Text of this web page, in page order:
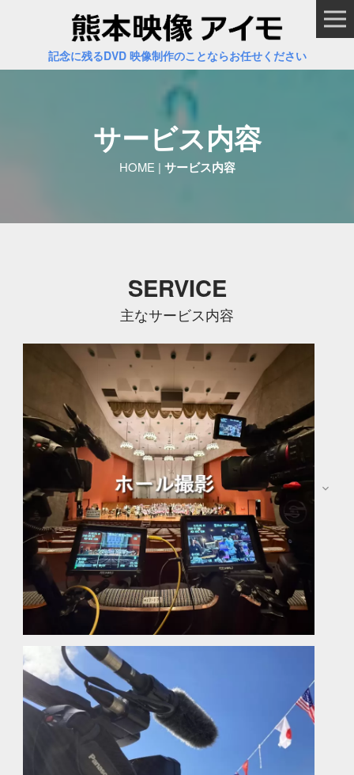
記念に残るDVD 映像制作のことならお任せください
サービス内容
HOME | サービス内容
SERVICE
主なサービス内容
ステージ撮影は主な業務です。音楽、ダンス、演劇など
ホールや体育館、講堂などの様々な環境でのイベント記
録に対応します。
音楽発表会 撮影
伝統芸能 撮影